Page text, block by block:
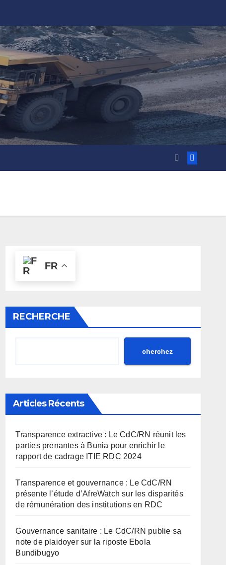
FR
RECHERCHE
cherchez
Articles Récents
Transparence extractive : Le CdC/RN réunit les
parties prenantes à Bunia pour enrichir le
rapport de cadrage ITIE RDC 2024
Transparence et gouvernance : Le CdC/RN
présente l’étude d’AfreWatch sur les disparités
de rémunération des institutions en RDC
Gouvernance sanitaire : Le CdC/RN publie sa
note de plaidoyer sur la riposte Ebola
Bundibugyo